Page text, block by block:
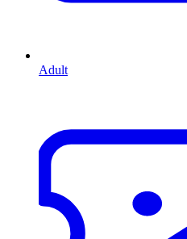
Adult